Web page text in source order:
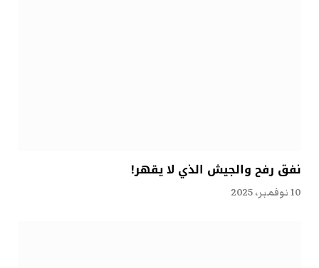
نفق رفح والجيش الذي لا يقهر!
10 نوفمبر، 2025